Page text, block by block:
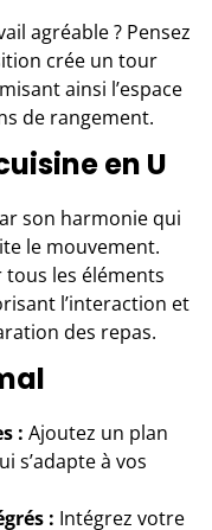
agréable ? Pensez
crée un tour
ainsi l’espace
de rangement.
en U
son harmonie qui
le mouvement.
les éléments
l’interaction et
des repas.
: Ajoutez un plan
s’adapte à vos
: Intégrez votre